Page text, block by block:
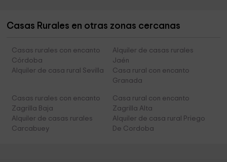
Casas Rurales en otras zonas cercanas
Casas rurales con encanto
Córdoba
Alquiler de casas rurales
Jaén
Alquiler de casa rural Sevilla
Casa rural con encanto
Granada
Casas rurales con encanto
Zagrilla Baja
Casa rural con encanto
Zagrilla Alta
Alquiler de casas rurales
Carcabuey
Alquiler de casa rural Priego
De Cordoba